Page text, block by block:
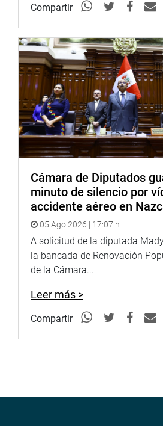
Compartir
Cámara de Diputados
minuto de silencio por
accidente aéreo en
05 Ago 2026 | 17:07 h
A solicitud de la diputada
la bancada de Renovación
de la Cámara...
Leer más >
Compartir